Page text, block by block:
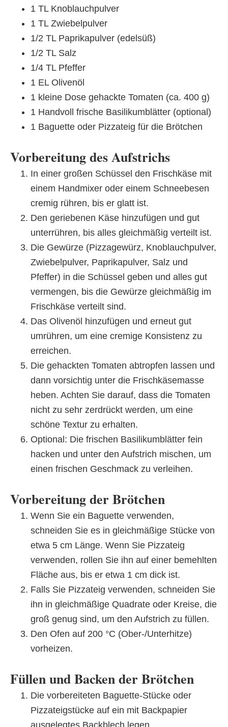
1 TL Knoblauchpulver
1 TL Zwiebelpulver
1/2 TL Paprikapulver (edelsüß)
1/2 TL Salz
1/4 TL Pfeffer
1 EL Olivenöl
1 kleine Dose gehackte Tomaten (ca. 400 g)
1 Handvoll frische Basilikumblätter (optional)
1 Baguette oder Pizzateig für die Brötchen
Vorbereitung des Aufstrichs
In einer großen Schüssel den Frischkäse mit
einem Handmixer oder einem Schneebesen
cremig rühren, bis er glatt ist.
Den geriebenen Käse hinzufügen und gut
unterrühren, bis alles gleichmäßig verteilt ist.
Die Gewürze (Pizzagewürz, Knoblauchpulver,
Zwiebelpulver, Paprikapulver, Salz und
Pfeffer) in die Schüssel geben und alles gut
vermengen, bis die Gewürze gleichmäßig im
Frischkäse verteilt sind.
Das Olivenöl hinzufügen und erneut gut
umrühren, um eine cremige Konsistenz zu
erreichen.
Die gehackten Tomaten abtropfen lassen und
dann vorsichtig unter die Frischkäsemasse
heben. Achten Sie darauf, dass die Tomaten
nicht zu sehr zerdrückt werden, um eine
schöne Textur zu erhalten.
Optional: Die frischen Basilikumblätter fein
hacken und unter den Aufstrich mischen, um
einen frischen Geschmack zu verleihen.
Vorbereitung der Brötchen
Wenn Sie ein Baguette verwenden,
schneiden Sie es in gleichmäßige Stücke von
etwa 5 cm Länge. Wenn Sie Pizzateig
verwenden, rollen Sie ihn auf einer bemehlten
Fläche aus, bis er etwa 1 cm dick ist.
Falls Sie Pizzateig verwenden, schneiden Sie
ihn in gleichmäßige Quadrate oder Kreise, die
groß genug sind, um den Aufstrich zu füllen.
Den Ofen auf 200 °C (Ober-/Unterhitze)
vorheizen.
Füllen und Backen der Brötchen
Die vorbereiteten Baguette-Stücke oder
Pizzateigstücke auf ein mit Backpapier